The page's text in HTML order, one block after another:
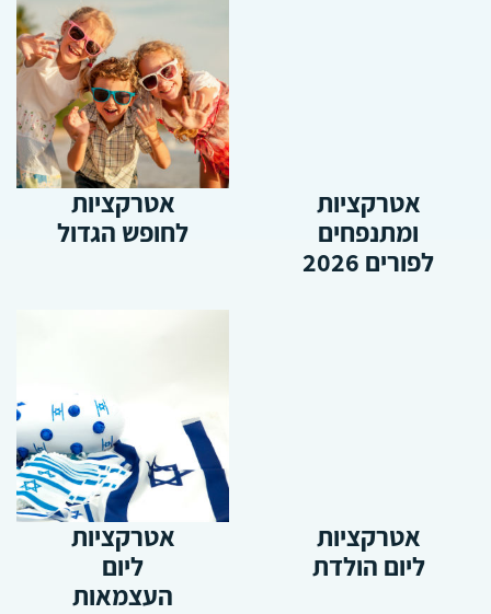
אטרקציות
ומתנפחים
לפורים 2026
אטרקציות
לחופש הגדול
אטרקציות
ליום הולדת
אטרקציות
ליום
העצמאות